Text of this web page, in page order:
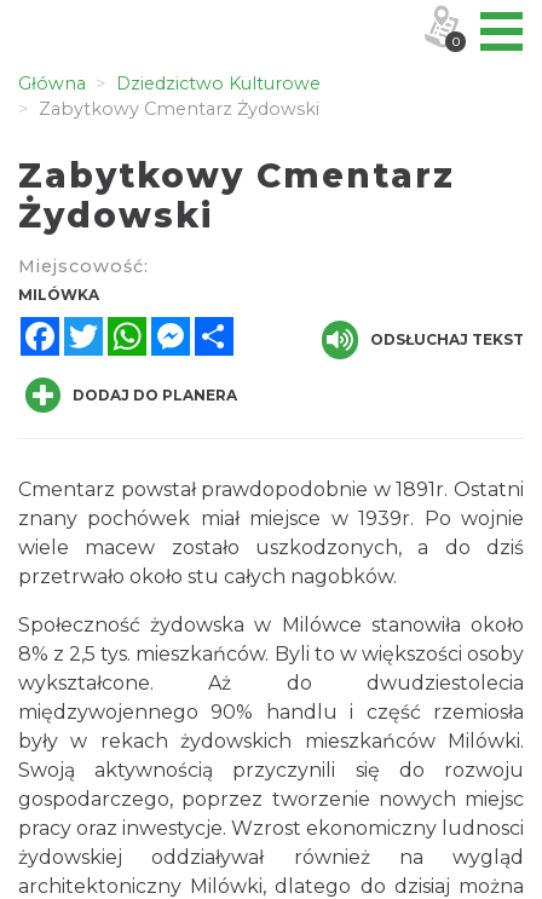
Główna
Dziedzictwo Kulturowe
Zabytkowy Cmentarz Żydowski
Zabytkowy Cmentarz
Żydowski
Miejscowość:
MILÓWKA
FacebookTwitterWhatsAppMessenger
ODSŁUCHAJ TEKST
DODAJ DO PLANERA
Cmentarz powstał prawdopodobnie w 1891r. Ostatni
znany pochówek miał miejsce w 1939r. Po wojnie
wiele macew zostało uszkodzonych, a do dziś
przetrwało około stu całych nagobków.
Społeczność żydowska w Milówce stanowiła około
8% z 2,5 tys. mieszkańców. Byli to w większości osoby
wykształcone. Aż do dwudziestolecia
międzywojennego 90% handlu i część rzemiosła
były w rekach żydowskich mieszkańców Milówki.
Swoją aktywnością przyczynili się do rozwoju
gospodarczego, poprzez tworzenie nowych miejsc
pracy oraz inwestycje. Wzrost ekonomiczny ludnosci
żydowskiej oddziaływał również na wygląd
architektoniczny Milówki, dlatego do dzisiaj można
0